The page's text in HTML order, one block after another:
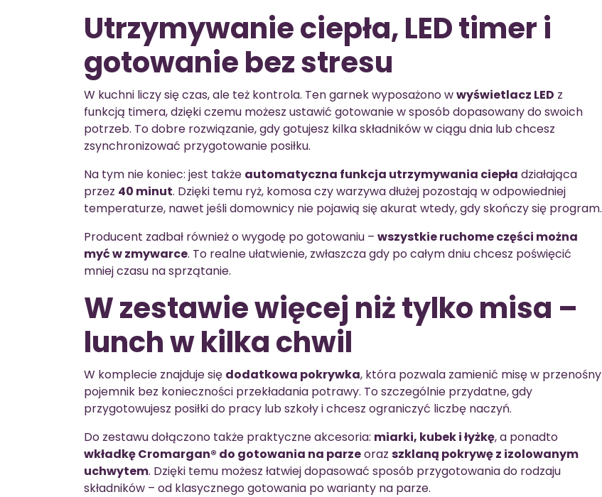
Utrzymywanie ciepła, LED timer i
gotowanie bez stresu
W kuchni liczy się czas, ale też kontrola. Ten garnek wyposażono wwyświetlacz LED z
funkcją timera, dzięki czemu możesz ustawić gotowanie w sposób dopasowany do swoich
potrzeb. To dobre rozwiązanie, gdy gotujesz kilka składników w ciągu dnia lub chcesz
zsynchronizować przygotowanie posiłku.
Na tym nie koniec: jest także automatyczna funkcja utrzymywania ciepła działająca
przez 40 minut. Dzięki temu ryż, komosa czy warzywa dłużej pozostają w odpowiedniej
temperaturze, nawet jeśli domownicy nie pojawią się akurat wtedy, gdy skończy się program.
Producent zadbał również o wygodę po gotowaniu – wszystkie ruchome części można
myć w zmywarce. To realne ułatwienie, zwłaszcza gdy po całym dniu chcesz poświęcić
mniej czasu na sprzątanie.
W zestawie więcej niż tylko misa –
lunch w kilka chwil
W komplecie znajduje się dodatkowa pokrywka, która pozwala zamienić misę w przenośny
pojemnik bez konieczności przekładania potrawy. To szczególnie przydatne, gdy
przygotowujesz posiłki do pracy lub szkoły i chcesz ograniczyć liczbę naczyń.
Do zestawu dołączono także praktyczne akcesoria: miarki, kubek i łyżkę, a ponadto
wkładkę Cromargan® do gotowania na parzeoraz szklaną pokrywę z izolowanym
uchwytem. Dzięki temu możesz łatwiej dopasować sposób przygotowania do rodzaju
składników – od klasycznego gotowania po warianty na parze.